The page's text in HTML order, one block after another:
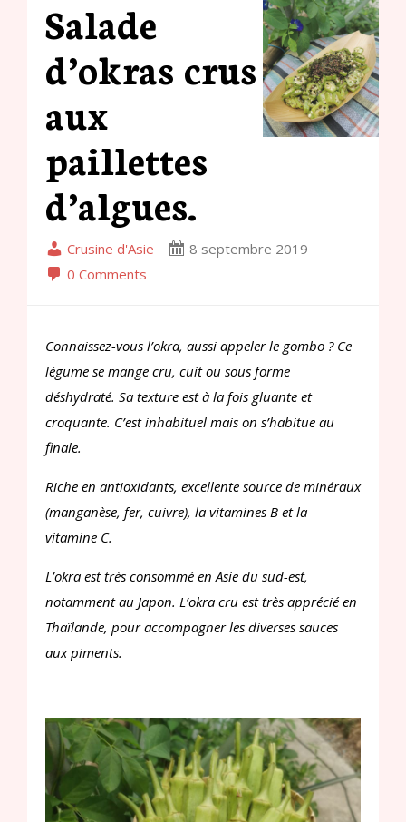
Salade
d’okras crus
aux
paillettes
d’algues.
Crusine d'Asie
8 septembre 2019
0 Comments
Connaissez-vous l’okra, aussi appeler le gombo ? Ce
légume se mange cru, cuit ou sous forme
déshydraté. Sa texture est à la fois gluante et
croquante. C’est inhabituel mais on s’habitue au
finale.
Riche en antioxidants, excellente source de minéraux
(manganèse, fer, cuivre), la vitamines B et la
vitamine C.
L’okra est très consommé en Asie du sud-est,
notamment au Japon. L’okra cru est très apprécié en
Thaïlande, pour accompagner les diverses sauces
aux piments.